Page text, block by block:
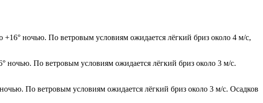
ночью. По ветровым условиям ожидается лёгкий бриз около 4 м/с,
ночью. По ветровым условиям ожидается лёгкий бриз около 3 м/с.
По ветровым условиям ожидается лёгкий бриз около 3 м/с. Осадков